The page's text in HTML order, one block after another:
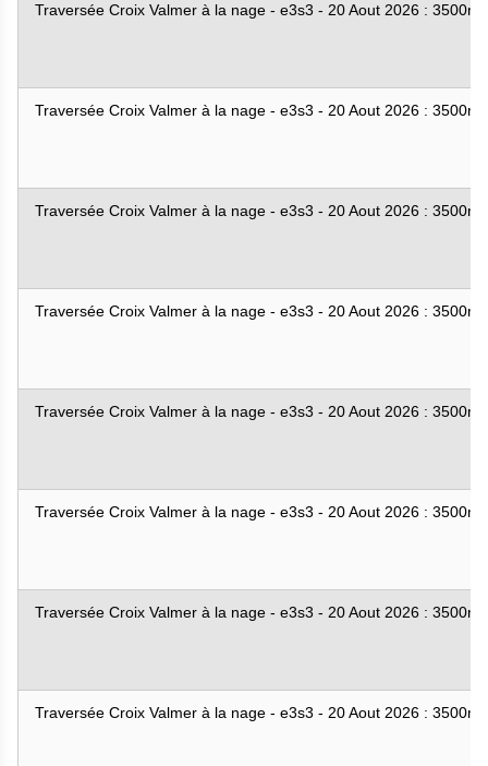
Traversée Croix Valmer à la nage - e3s3 - 20 Aout 2026 : 3500m
Traversée Croix Valmer à la nage - e3s3 - 20 Aout 2026 : 3500m
Traversée Croix Valmer à la nage - e3s3 - 20 Aout 2026 : 3500m
Traversée Croix Valmer à la nage - e3s3 - 20 Aout 2026 : 3500m
Traversée Croix Valmer à la nage - e3s3 - 20 Aout 2026 : 3500m
Traversée Croix Valmer à la nage - e3s3 - 20 Aout 2026 : 3500m
Traversée Croix Valmer à la nage - e3s3 - 20 Aout 2026 : 3500m
Traversée Croix Valmer à la nage - e3s3 - 20 Aout 2026 : 3500m